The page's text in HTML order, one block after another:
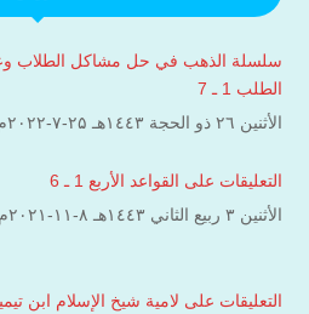
سلسلة الذهب في حل مشاكل الطلاب
الطلب 1 ـ 7
الأثنين ۲٦ ذو الحجة ۱٤٤۳هـ ۲۵-۷-۲۰۲۲م
التعليقات على القواعد الأربع 1 ـ 6
الأثنين ۳ ربيع الثاني ۱٤٤۳هـ ۸-۱۱-۲۰۲۱م
التعليقات على لامية شيخ الإسلام ابن